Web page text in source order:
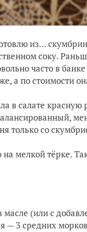
из…
соку.
часто в
а по стоимости
в салате
только со
мелкой тёрке.
масле (или с
— 3 средних